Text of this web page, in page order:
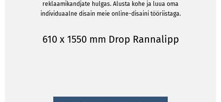
reklaamikandjate hulgas. Alusta kohe ja luua oma
individuaalne disain meie online-disaini tööriistaga.
610 x 1550 mm Drop Rannalipp